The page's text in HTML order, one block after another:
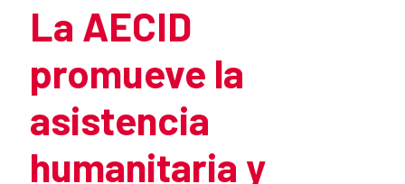
La AECID
promueve la
asistencia
humanitaria y